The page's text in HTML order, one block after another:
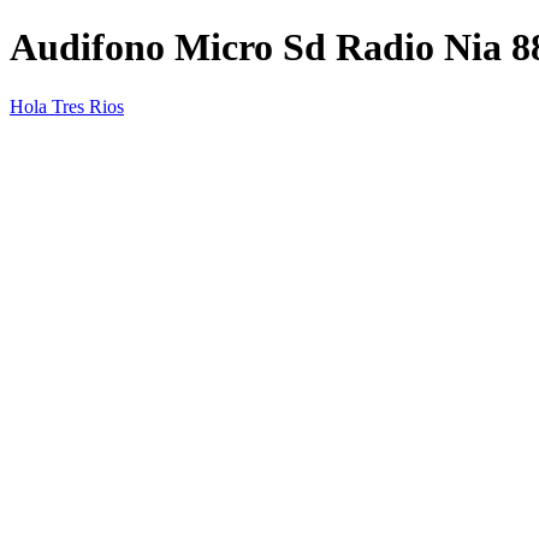
Audifono Micro Sd Radio Nia
Hola Tres Rios